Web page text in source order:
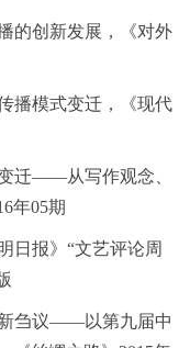
的创新发展，《对外
播模式变迁，《现代
迁——从写作观念、
年05期
日报》 “文艺评论周
刍议——以第九届中